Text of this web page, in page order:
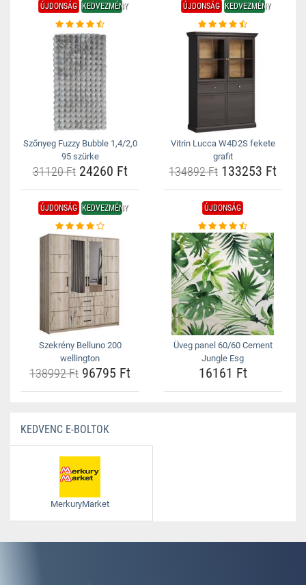
ÚJDONSÁG KEDVEZMÉNY
Szőnyeg Fuzzy Bubble 1,4/2,0
95 szürke
31120 Ft24260 Ft
ÚJDONSÁG KEDVEZMÉNY
Vitrin Lucca W4D2S fekete
grafit
134892 Ft 133253 Ft
ÚJDONSÁG KEDVEZMÉNY
Szekrény Belluno 200
wellington
138992 Ft 96795 Ft
ÚJDONSÁG
Üveg panel 60/60 Cement
Jungle Esg
16161 Ft
KEDVENC E-BOLTOK
MerkuryMarket